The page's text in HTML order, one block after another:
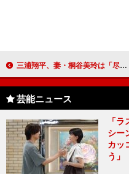
三浦翔平、妻・桐谷美玲は「尽くしてくれる」 結婚したばかりで「まだそんなに実感がない」
芸能ニュース
「
シー
カッ
う」